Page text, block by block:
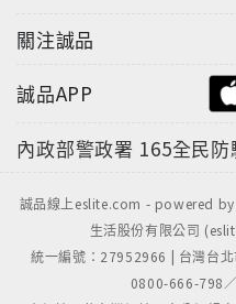
就讓我們一起來體驗全
關注誠品
誠品APP
內政部警政署 165全民防
誠品線上eslite.com - powered
生活股份有限公司
統一編號：27952966 | 台灣台
0800-666-798